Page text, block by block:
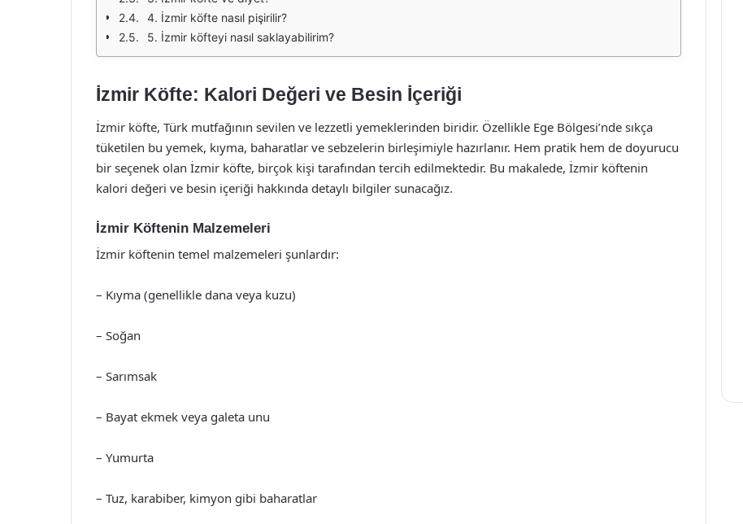
4. İzmir köfte nasıl pişirilir?
5. İzmir köfteyi nasıl saklayabilirim?
İzmir Köfte: Kalori Değeri ve Besin İçeriği
İzmir köfte, Türk mutfağının sevilen ve lezzetli yemeklerinden biridir. Özellikle Ege Bölgesi’nde sıkça
tüketilen bu yemek, kıyma, baharatlar ve sebzelerin birleşimiyle hazırlanır. Hem pratik hem de doyurucu
bir seçenek olan İzmir köfte, birçok kişi tarafından tercih edilmektedir. Bu makalede, İzmir köftenin
kalori değeri ve besin içeriği hakkında detaylı bilgiler sunacağız.
İzmir Köftenin Malzemeleri
İzmir köftenin temel malzemeleri şunlardır:
– Kıyma (genellikle dana veya kuzu)
– Soğan
– Sarımsak
– Bayat ekmek veya galeta unu
– Yumurta
– Tuz, karabiber, kimyon gibi baharatlar